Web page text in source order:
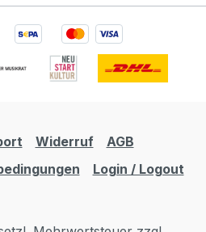
Widerruf
AGB
Login / Logout